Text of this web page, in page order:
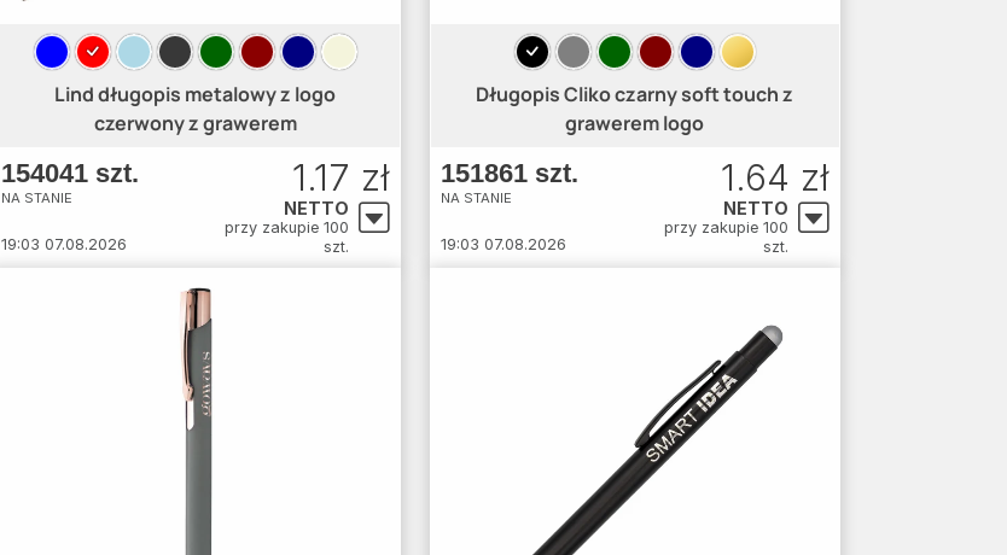
Lind długopis metalowy z logo
czerwony z grawerem
154041 szt.
NA STANIE
19:03 07.08.2026
1.17 zł
NETTO
przy zakupie 100
szt.
Długopis Cliko czarny soft touch z
grawerem logo
151861 szt.
NA STANIE
19:03 07.08.2026
1.64 zł
NETTO
przy zakupie 100
szt.